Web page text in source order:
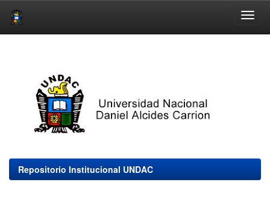
Repositorio Institucional UNDAC